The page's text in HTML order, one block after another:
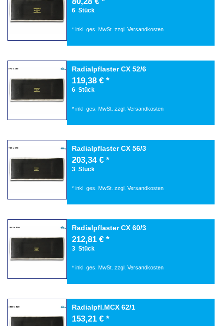
6 Stück
* inkl. ges. MwSt. zzgl. Versandkosten
Radialpflaster CX 52/6
119,38 € *
6 Stück
* inkl. ges. MwSt. zzgl. Versandkosten
Radialpflaster CX 56/3
203,34 € *
3 Stück
* inkl. ges. MwSt. zzgl. Versandkosten
Radialpflaster CX 60/3
212,81 € *
3 Stück
* inkl. ges. MwSt. zzgl. Versandkosten
Radialpfl.MCX 62/1
153,21 € *